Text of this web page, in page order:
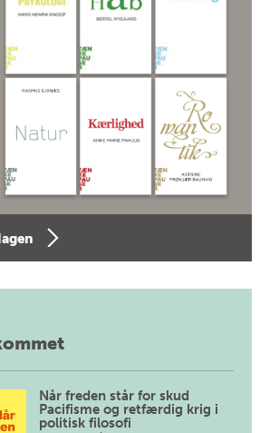
Når freden står for skud
Pacifisme og retfærdig krig i
politisk filosofi